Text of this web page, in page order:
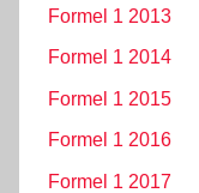
Formel 1 2013
Formel 1 2014
Formel 1 2015
Formel 1 2016
Formel 1 2017